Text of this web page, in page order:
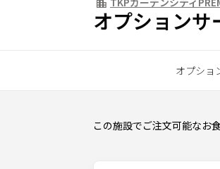
オプションサ
オプショ
この施設でご注文可能なお